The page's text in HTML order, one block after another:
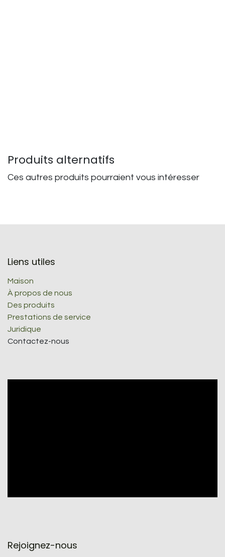
Produits alternatifs
Ces autres produits pourraient vous intéresser
Liens utiles
Maison
À propos de nous
Des produits
Prestations de service
Juridique
Contactez-nous
Rejoignez-nous